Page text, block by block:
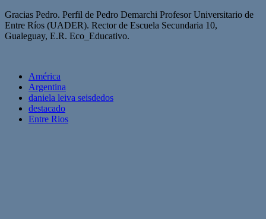
Gracias Pedro. Perfil de Pedro Demarchi Profesor Universitario de
Entre Ríos (UADER). Rector de Escuela Secundaria 10,
Gualeguay, E.R. Eco_Educativo.
América
Argentina
daniela leiva seisdedos
destacado
Entre Rios